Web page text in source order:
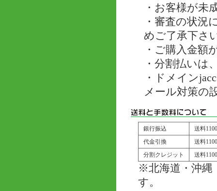
・お客様が未
・審査の状況
めご了承下さ
・ご購入金額
・分割払いは
・ドメイン
メール対策の
銀行振込
送料
代金引換
送料
分割クレジット
送料
※北海道・沖縄
す。